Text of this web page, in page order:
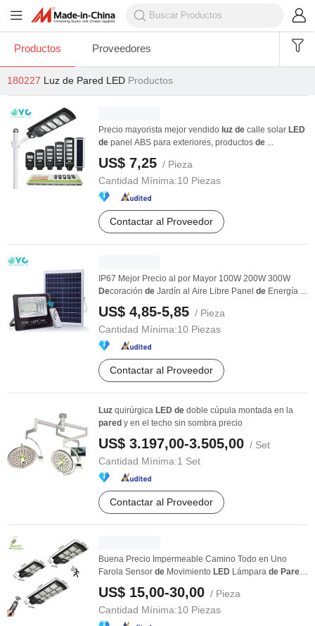
Productos Proveedores
180227 Luz de Pared LED Productos
Precio mayorista mejor vendido luz de calle solar LED
de panel ABS para exteriores, productos de ...
US$ 7,25 / Pieza
Cantidad Mínima:10 Piezas
Contactar al Proveedor
IP67 Mejor Precio al por Mayor 100W 200W 300W
Decoración de Jardín al Aire Libre Panel de Energía ...
US$ 4,85-5,85 / Pieza
Cantidad Mínima:10 Piezas
Contactar al Proveedor
Luz quirúrgica LED de doble cúpula montada en la
pared y en el techo sin sombra precio
US$ 3.197,00-3.505,00 / Set
Cantidad Mínima:1 Set
Contactar al Proveedor
Buena Precio Impermeable Camino Todo en Uno
Farola Sensor de Movimiento LED Lámpara de Pared
US$ 15,00-30,00 / Pieza
Cantidad Mínima:10 Piezas